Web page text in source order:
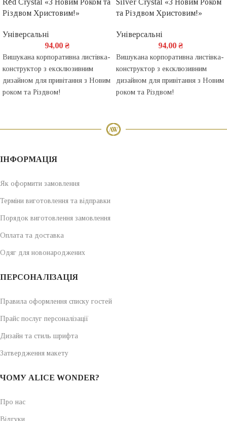
Red Crystal «З Новим Роком та
Різдвом Христовим!»
Універсальні
94,00 ₴
Вишукана корпоративна листівка-
конструктор з ексклюзивним
дизайном для привітання з Новим
роком та Різдвом!
Silver Crystal «З Новим Роком
та Різдвом Христовим!»
Універсальні
94,00 ₴
Вишукана корпоративна листівка-
конструктор з ексклюзивним
дизайном для привітання з Новим
роком та Різдвом!
ІНФОРМАЦІЯ
Як оформити замовлення
Терміни виготовлення та відправки
Порядок виготовлення замовлення
Оплата та доставка
Одяг для новонароджених
ПЕРСОНАЛІЗАЦІЯ
Правила оформлення списку гостей
Прайс послуг персоналізації
Дизайн та стиль шрифта
Затвердження макету
ЧОМУ ALICE WONDER?
Про нас
Відгуки